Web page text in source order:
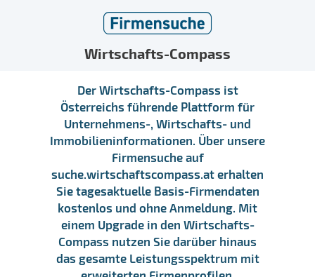
Wirtschafts-Compass
Der Wirtschafts-Compass ist
Österreichs führende Plattform für
Unternehmens-, Wirtschafts- und
Immobilieninformationen. Über unsere
Firmensuche auf
suche.wirtschaftscompass.at erhalten
Sie tagesaktuelle Basis-Firmendaten
kostenlos und ohne Anmeldung. Mit
einem Upgrade in den Wirtschafts-
Compass nutzen Sie darüber hinaus
das gesamte Leistungsspektrum mit